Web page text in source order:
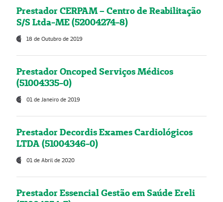
Prestador CERPAM – Centro de Reabilitação
S/S Ltda-ME (52004274-8)
18 de Outubro de 2019
Prestador Oncoped Serviços Médicos
(51004335-0)
01 de Janeiro de 2019
Prestador Decordis Exames Cardiológicos
LTDA (51004346-0)
01 de Abril de 2020
Prestador Essencial Gestão em Saúde Ereli